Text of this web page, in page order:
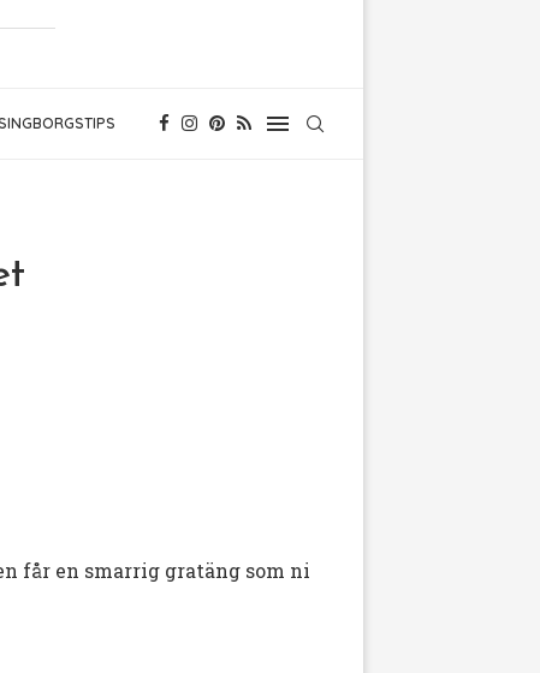
får en smarrig gratäng som ni